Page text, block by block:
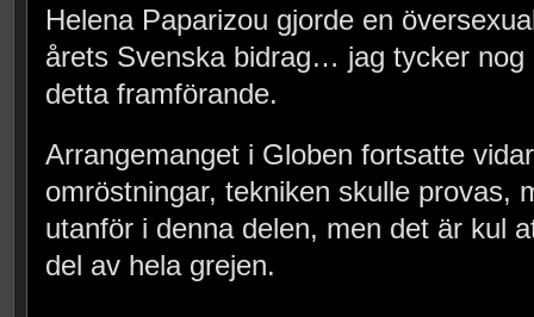
Helena Paparizou gjorde en
årets Svenska bidrag… jag tycker
detta framförande.
Arrangemanget i Globen fortsatte
omröstningar, tekniken skulle provas,
utanför i denna delen, men det är kul
del av hela grejen.